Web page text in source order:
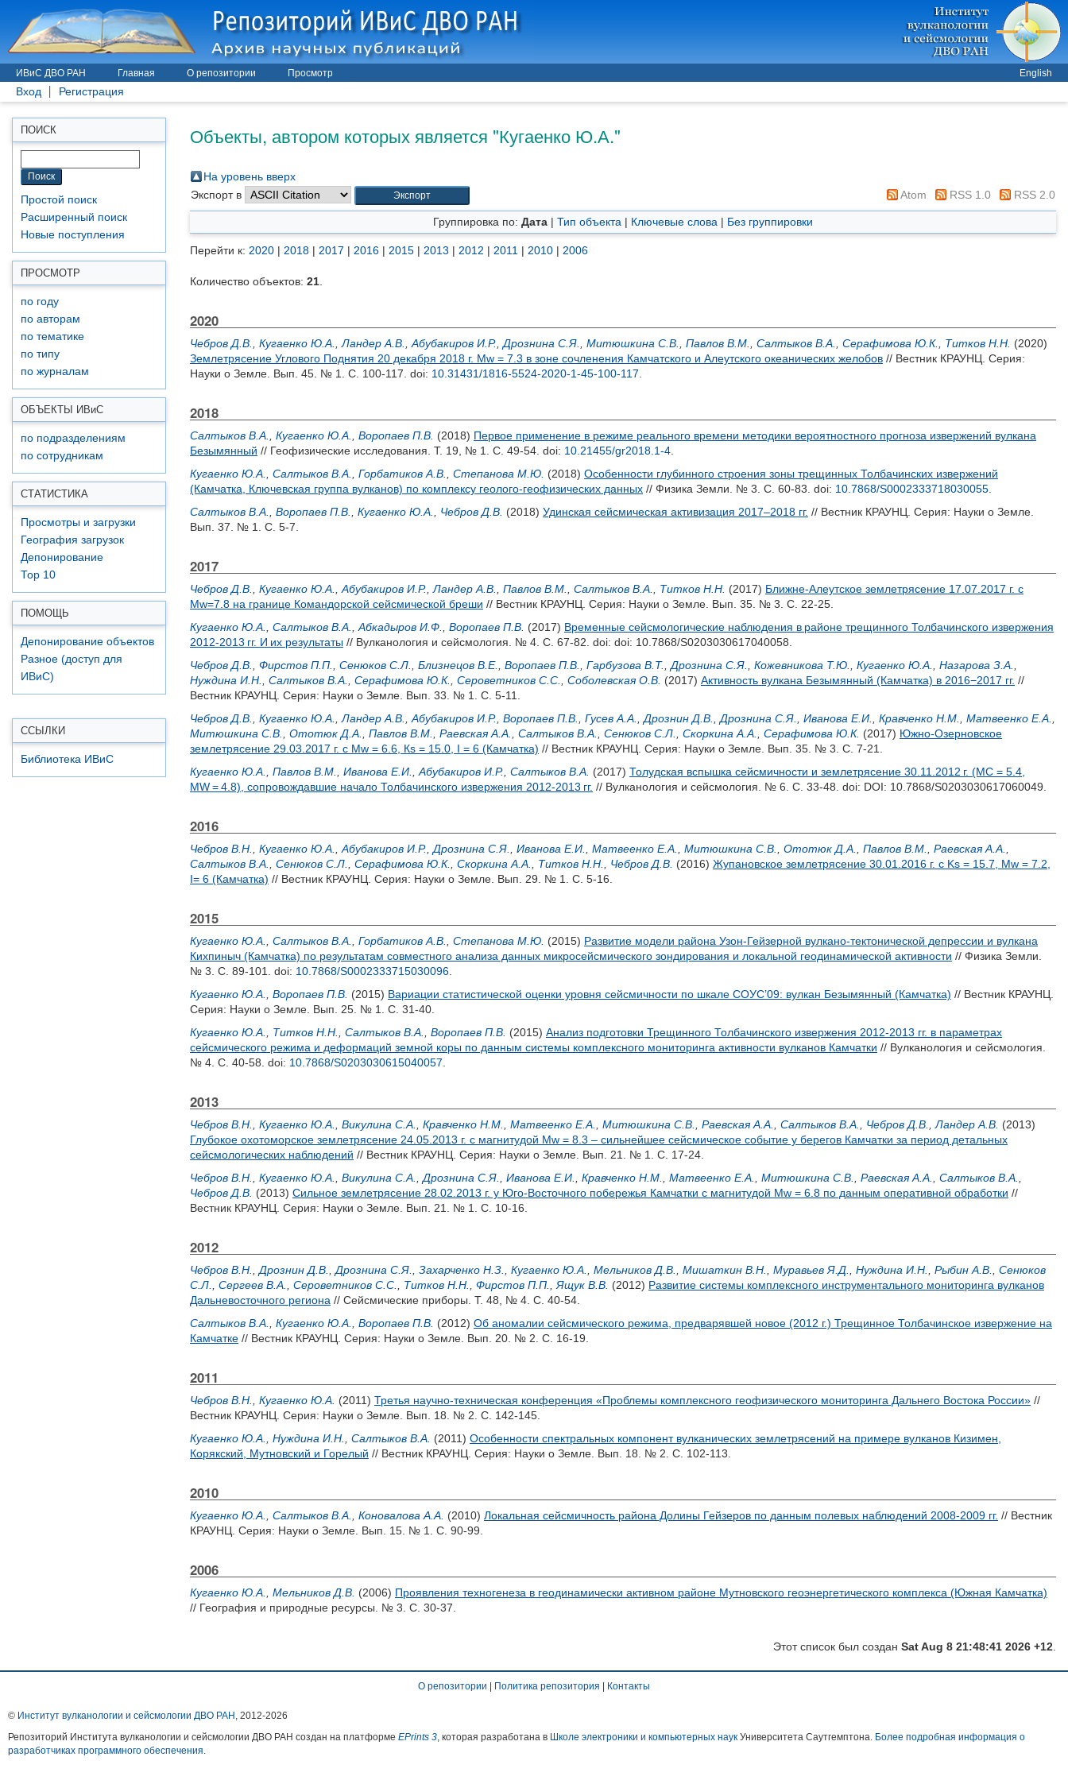
ИВиС ДВО РАН Главная О репозитории Просмотр English
Вход Регистрация
ПОИСК
Простой поиск
Расширенный поиск
Новые поступления
ПРОСМОТР
по году
по авторам
по тематике
по типу
по журналам
ОБЪЕКТЫ ИВиС
по подразделениям
по сотрудникам
СТАТИСТИКА
Просмотры и загрузки
География загрузок
Депонирование
Top 10
ПОМОЩЬ
Депонирование объектов
Разное (доступ для
ИВиС)
ССЫЛКИ
Библиотека ИВиС
Объекты, автором которых является "Кугаенко Ю.А."
На уровень вверх
Экспорт в
Atom RSS 1.0 RSS 2.0
Группировка по: Дата | Тип объекта | Ключевые слова | Без группировки
Перейти к: 2020 | 2018 | 2017 | 2016 | 2015 | 2013 | 2012 | 2011 | 2010 | 2006
Количество объектов: 21
2020
Чебров Д.В. Кугаенко Ю.А. Ландер А.В. Абубакиров И.Р. Дрознина С.Я. Митюшкина С.В. Павлов В.М. Салтыков В.А. Серафимова Ю.К. Титков Н.Н. (2020)
Землетрясение Углового Поднятия 20 декабря 2018 г. Mw = 7.3 в зоне сочленения Камчатского и Алеутского океанических желобов // Вестник КРАУНЦ. Серия:
Науки о Земле. Вып. 45. № 1. С. 100-117. doi: 10.31431/1816-5524-2020-1-45-100-117
2018
Салтыков В.А. Кугаенко Ю.А. Воропаев П.В. (2018) Первое применение в режиме реального времени методики вероятностного прогноза извержений вулкана
Безымянный // Геофизические исследования. Т. 19, № 1. С. 49-54. doi: 10.21455/gr2018.1-4
Кугаенко Ю.А.
Салтыков В.А. Горбатиков А.В. Степанова М.Ю. (2018) Особенности глубинного строения зоны трещинных Толбачинских извержений
(Камчатка, Ключевская группа вулканов) по комплексу геолого-геофизических данных // Физика Земли. № 3. С. 60-83. doi: 10.7868/S0002333718030055
Салтыков В.А.
Воропаев П.В. Кугаенко Ю.А. Чебров Д.В. (2018) Удинская сейсмическая активизация 2017–2018 гг. // Вестник КРАУНЦ. Серия: Науки о Земле.
Вып. 37. № 1. С. 5-7.
2017
Чебров Д.В. Кугаенко Ю.А. Абубакиров И.Р. Ландер А.В. Павлов В.М. Салтыков В.А. Титков Н.Н. (2017) Ближне-Алеутское землетрясение 17.07.2017 г. с
Mw=7.8 на границе Командорской сейсмической бреши // Вестник КРАУНЦ. Серия: Науки о Земле. Вып. 35. № 3. С. 22-25.
Кугаенко Ю.А.
Салтыков В.А. Абкадыров И.Ф. Воропаев П.В. (2017) Временные сейсмологические наблюдения в районе трещинного Толбачинского извержения
2012-2013 гг. И их результаты // Вулканология и сейсмология. № 4. С. 67-82. doi: doi: 10.7868/S0203030617040058.
Чебров Д.В.
Фирстов П.П. Сенюков С.Л. Близнецов В.Е. Воропаев П.В. Гарбузова В.Т. Дрознина С.Я. Кожевникова Т.Ю. Кугаенко Ю.А. Назарова З.А.
Нуждина И.Н.
Салтыков В.А. Серафимова Ю.К. Сероветников С.С. Соболевская О.В. (2017) Активность вулкана Безымянный (Камчатка) в 2016−2017 гг. //
Вестник КРАУНЦ. Серия: Науки о Земле. Вып. 33. № 1. С. 5-11.
Чебров Д.В.
Кугаенко Ю.А. Ландер А.В. Абубакиров И.Р. Воропаев П.В. Гусев А.А. Дрознин Д.В. Дрознина С.Я. Иванова Е.И. Кравченко Н.М. Матвеенко Е.А.
Митюшкина С.В.
Ототюк Д.А. Павлов В.М. Раевская А.А. Салтыков В.А. Сенюков С.Л. Скоркина А.А. Серафимова Ю.К. (2017) Южно-Озерновское
землетрясение 29.03.2017 г. с Mw = 6.6, Кs = 15.0, I = 6 (Камчатка) // Вестник КРАУНЦ. Серия: Науки о Земле. Вып. 35. № 3. С. 7-21.
Кугаенко Ю.А.
Павлов В.М. Иванова Е.И. Абубакиров И.Р. Салтыков В.А. (2017) Толудская вспышка сейсмичности и землетрясение 30.11.2012 г. (MС = 5.4,
MW = 4.8), сопровождавшие начало Толбачинского извержения 2012-2013 гг. // Вулканология и сейсмология. № 6. С. 33-48. doi: DOI: 10.7868/S0203030617060049.
2016
Чебров В.Н. Кугаенко Ю.А. Абубакиров И.Р. Дрознина С.Я. Иванова Е.И. Матвеенко Е.А. Митюшкина С.В. Ототюк Д.А. Павлов В.М. Раевская А.А.
Салтыков В.А.
Сенюков С.Л. Серафимова Ю.К. Скоркина А.А. Титков Н.Н. Чебров Д.В. (2016) Жупановское землетрясение 30.01.2016 г. c Ks = 15.7, Mw = 7.2,
I= 6 (Камчатка) // Вестник КРАУНЦ. Серия: Науки о Земле. Вып. 29. № 1. С. 5-16.
2015
Кугаенко Ю.А. Салтыков В.А. Горбатиков А.В. Степанова М.Ю. (2015) Развитие модели района Узон-Гейзерной вулкано-тектонической депрессии и вулкана
Кихпиныч (Камчатка) по результатам совместного анализа данных микросейсмического зондирования и локальной геодинамической активности // Физика Земли.
№ 3. С. 89-101. doi: 10.7868/S0002333715030096
Кугаенко Ю.А.
Воропаев П.В. (2015) Вариации статистической оценки уровня сейсмичности по шкале СОУС’09: вулкан Безымянный (Камчатка) // Вестник КРАУНЦ.
Серия: Науки о Земле. Вып. 25. № 1. С. 31-40.
Кугаенко Ю.А.
Титков Н.Н. Салтыков В.А. Воропаев П.В. (2015) Анализ подготовки Трещинного Толбачинского извержения 2012-2013 гг. в параметрах
сейсмического режима и деформаций земной коры по данным системы комплексного мониторинга активности вулканов Камчатки // Вулканология и сейсмология.
№ 4. С. 40-58. doi: 10.7868/S0203030615040057
2013
Чебров В.Н. Кугаенко Ю.А. Викулина С.А. Кравченко Н.М. Матвеенко Е.А. Митюшкина С.В. Раевская А.А. Салтыков В.А. Чебров Д.В. Ландер А.В. (2013)
Глубокое охотоморское землетрясение 24.05.2013 г. с магнитудой Мw = 8.3 – сильнейшее сейсмическое событие у берегов Камчатки за период детальных
сейсмологических наблюдений // Вестник КРАУНЦ. Серия: Науки о Земле. Вып. 21. № 1. С. 17-24.
Чебров В.Н.
Кугаенко Ю.А. Викулина С.А. Дрознина С.Я. Иванова Е.И. Кравченко Н.М. Матвеенко Е.А. Митюшкина С.В. Раевская А.А. Салтыков В.А.
Чебров Д.В. (2013) Сильное землетрясение 28.02.2013 г. у Юго-Восточного побережья Камчатки с магнитудой Mw = 6.8 по данным оперативной обработки //
Вестник КРАУНЦ. Серия: Науки о Земле. Вып. 21. № 1. С. 10-16.
2012
Чебров В.Н. Дрознин Д.В. Дрознина С.Я. Захарченко Н.З. Кугаенко Ю.А. Мельников Д.В. Мишаткин В.Н. Муравьев Я.Д. Нуждина И.Н. Рыбин А.В.
Сенюков
С.Л.
Сергеев В.А. Сероветников С.С. Титков Н.Н. Фирстов П.П. Ящук В.В. (2012) Развитие системы комплексного инструментального мониторинга вулканов
Дальневосточного региона // Сейсмические приборы. Т. 48, № 4. С. 40-54.
Салтыков В.А.
Кугаенко Ю.А. Воропаев П.В. (2012) Об аномалии сейсмического режима, предварявшей новое (2012 г.) Трещинное Толбачинское извержение на
Камчатке // Вестник КРАУНЦ. Серия: Науки о Земле. Вып. 20. № 2. С. 16-19.
2011
Чебров В.Н. Кугаенко Ю.А. (2011) Третья научно-техническая конференция «Проблемы комплексного геофизического мониторинга Дальнего Востока России» //
Вестник КРАУНЦ. Серия: Науки о Земле. Вып. 18. № 2. С. 142-145.
Кугаенко Ю.А.
Нуждина И.Н. Салтыков В.А. (2011) Особенности спектральных компонент вулканических землетрясений на примере вулканов Кизимен,
Корякский, Мутновский и Горелый // Вестник КРАУНЦ. Серия: Науки о Земле. Вып. 18. № 2. С. 102-113.
2010
Кугаенко Ю.А. Салтыков В.А. Коновалова А.А. (2010) Локальная сейсмичность района Долины Гейзеров по данным полевых наблюдений 2008-2009 гг. // Вестник
КРАУНЦ. Серия: Науки о Земле. Вып. 15. № 1. С. 90-99.
2006
Кугаенко Ю.А. Мельников Д.В. (2006) Проявления техногенеза в геодинамически активном районе Мутновского геоэнергетического комплекса (Южная Камчатка)
// География и природные ресурсы. № 3. С. 30-37.
Этот список был создан Sat Aug 8 21:48:41 2026 +12
О репозитории Политика репозитория Контакты
© Институт вулканологии и сейсмологии ДВО РАН , 2012-2026
Репозиторий Института вулканологии и сейсмологии ДВО РАН создан на платформе EPrints 3, которая разработана в Школе электроники и компьютерных наук Университета Саутгемптона. Более подробная информация о
разработчиках программного обеспечения.